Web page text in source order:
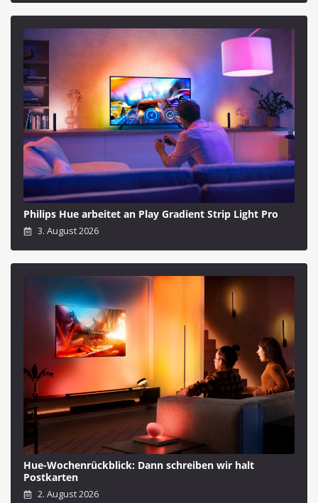
Philips Hue arbeitet an Play Gradient Strip Light Pro
3. August 2026
Hue-Wochenrückblick: Dann schreiben wir halt
Postkarten
2. August 2026